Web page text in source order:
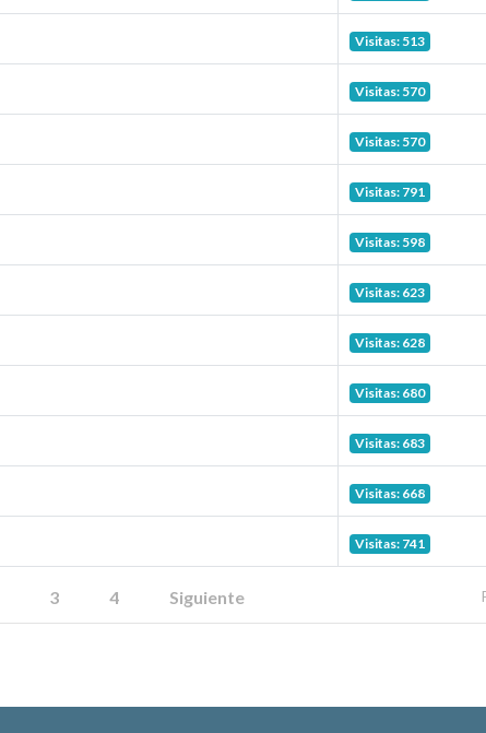
Visitas: 513
Visitas: 570
Visitas: 570
Visitas: 791
Visitas: 598
Visitas: 623
Visitas: 628
Visitas: 680
Visitas: 683
Visitas: 668
Visitas: 741
3 4 Siguiente